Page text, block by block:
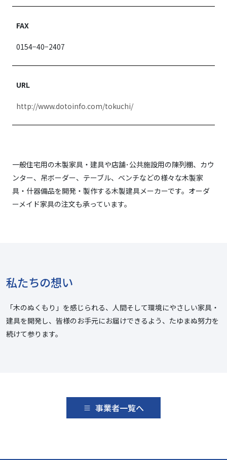
FAX
0154−40−2407
URL
http://www.dotoinfo.com/tokuchi/
一般住宅用の木製家具・建具や店舗･公共施設用の陳列棚、カウ
ンター、吊ボーダー、テーブル、ベンチなどの様々な木製家
具・什器備品を開発・製作する木製建具メーカーです。オーダ
ーメイド家具の注文も承っています。
私たちの想い
「木のぬくもり」を感じられる、人間そして環境にやさしい家具・
建具を開発し、皆様のお手元にお届けできるよう、たゆまぬ努力を
続けて参ります。
事業者一覧へ